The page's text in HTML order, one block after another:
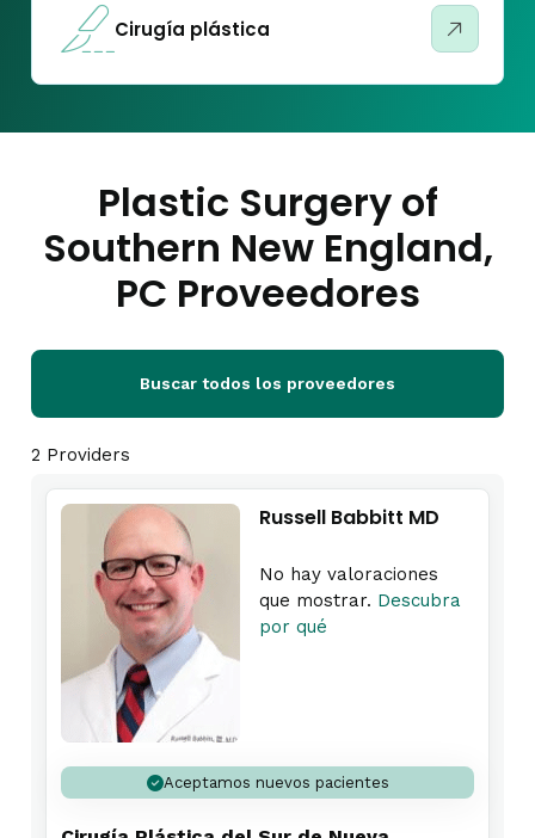
Cirugía plástica
Plastic Surgery of
Southern New England,
PC Proveedores
Buscar todos los proveedores
2 Providers
Russell Babbitt MD
No hay valoraciones
que mostrar. Descubra
por qué
Aceptamos nuevos pacientes